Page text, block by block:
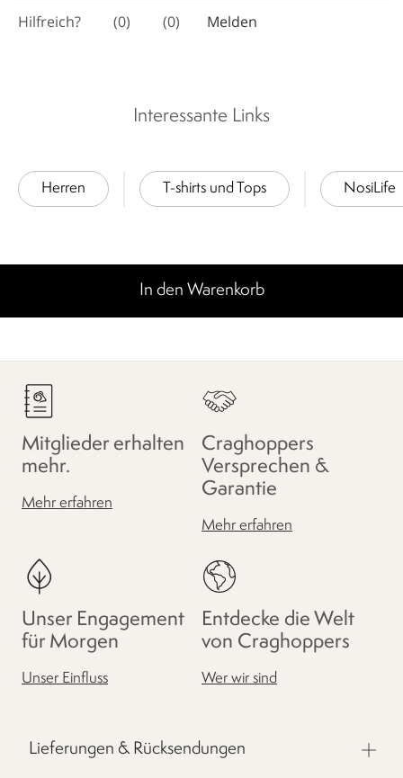
Interessante Links
Herren T-shirts und Tops NosiLife
In den Warenkorb
Mitglieder erhalten
mehr.
Mehr erfahren
Craghoppers
Versprechen &
Garantie
Mehr erfahren
Unser Engagement
für Morgen
Unser Einfluss
Entdecke die Welt
von Craghoppers
Wer wir sind
Lieferungen & Rücksendungen